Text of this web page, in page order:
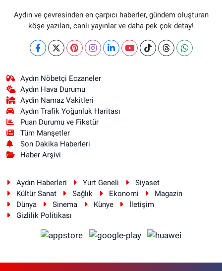
Aydın ve çevresinden en çarpıcı haberler, gündem oluşturan
köşe yazıları, canlı yayınlar ve daha pek çok detay!
Aydın Nöbetçi Eczaneler
Aydın Hava Durumu
Aydin Namaz Vakitleri
Aydın Trafik Yoğunluk Haritası
Puan Durumu ve Fikstür
Tüm Manşetler
Son Dakika Haberleri
Haber Arşivi
Aydın Haberleri Yurt Geneli
Siyaset
Kültür Sanat
Sağlık Ekonomi
Magazin
Dünya
Sinema Künye
İletişim
Gizlilik Politikası